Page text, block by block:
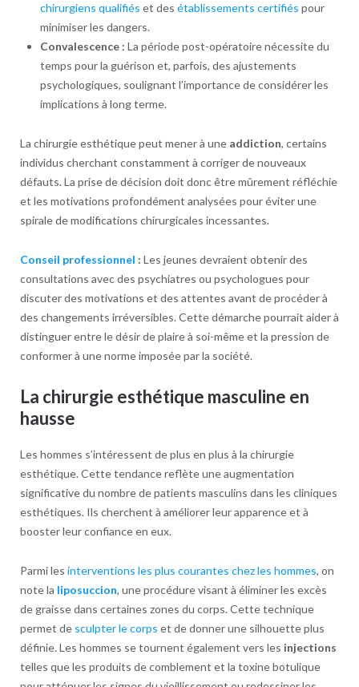
chirurgiens qualifiés et des établissements certifiés pour
minimiser les dangers.
Convalescence : La période post-opératoire nécessite du
temps pour la guérison et, parfois, des ajustements
psychologiques, soulignant l’importance de considérer les
implications à long terme.
La chirurgie esthétique peut mener à une addiction, certains
individus cherchant constamment à corriger de nouveaux
défauts. La prise de décision doit donc être mûrement réfléchie
et les motivations profondément analysées pour éviter une
spirale de modifications chirurgicales incessantes.
Conseil professionnel : Les jeunes devraient obtenir des
consultations avec des psychiatres ou psychologues pour
discuter des motivations et des attentes avant de procéder à
des changements irréversibles. Cette démarche pourrait aider à
distinguer entre le désir de plaire à soi-même et la pression de
conformer à une norme imposée par la société.
La chirurgie esthétique masculine en
hausse
Les hommes s’intéressent de plus en plus à la chirurgie
esthétique. Cette tendance reflète une augmentation
significative du nombre de patients masculins dans les cliniques
esthétiques. Ils cherchent à améliorer leur apparence et à
booster leur confiance en eux.
Parmi les interventions les plus courantes chez les hommes, on
note la liposuccion, une procédure visant à éliminer les excès
de graisse dans certaines zones du corps. Cette technique
permet de sculpter le corps et de donner une silhouette plus
définie. Les hommes se tournent également vers les injections
telles que les produits de comblement et la toxine botulique